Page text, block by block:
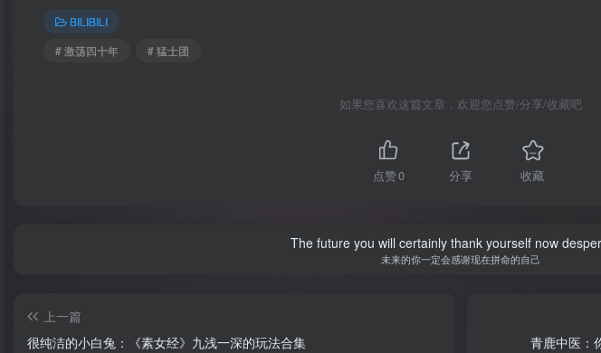
BILIBILI
# 激荡四十年
# 猛士团
如果您喜欢这篇文章，欢迎您点赞/分享/收藏吧
点赞0 分享 收藏
The future you will certainly thank yourself now
未来的你一定会感谢现在拼命的自己
上一篇
很纯洁的小白兔：《素女经》九浅一深的玩法合集
青鹿中医：